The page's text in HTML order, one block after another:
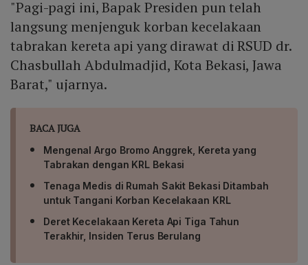
"Pagi-pagi ini, Bapak Presiden pun telah
langsung menjenguk korban kecelakaan
tabrakan kereta api yang dirawat di RSUD dr.
Chasbullah Abdulmadjid, Kota Bekasi, Jawa
Barat," ujarnya.
BACA JUGA
Mengenal Argo Bromo Anggrek, Kereta yang
Tabrakan dengan KRL Bekasi
Tenaga Medis di Rumah Sakit Bekasi Ditambah
untuk Tangani Korban Kecelakaan KRL
Deret Kecelakaan Kereta Api Tiga Tahun
Terakhir, Insiden Terus Berulang